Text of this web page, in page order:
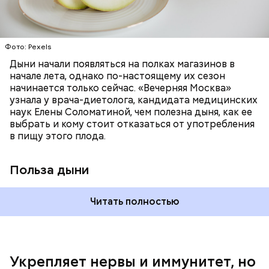
Фото: Pexels
Дыни начали появляться на полках магазинов в
начале лета, однако по-настоящему их сезон
начинается только сейчас. «Вечерняя Москва»
узнала у врача-диетолога, кандидата медицинских
наук Елены Соломатиной, чем полезна дыня, как ее
выбрать и кому стоит отказаться от употребления
в пищу этого плода.
Польза дыни
лютеин и зеаксантин — эти каротиноиды
отлично поддерживают наше зрение;
калий — оказывает мочегонное действие,
поддерживает сердечно-сосудистую
систему и предотвращает скачки давления;
магний — помогает калию и не дает сосудам
спазмироваться.
Читать полностью
Укрепляет нервы и иммунитет, но
По мнению специалиста, здоровому человеку
достаточно включать щавель в рацион несколько
виде или припущенном на сковороде.
— Однако если человеку нужно не разжижать
кровь, а наоборот, ее коагулировать, то нужно
уточнила диетолог.